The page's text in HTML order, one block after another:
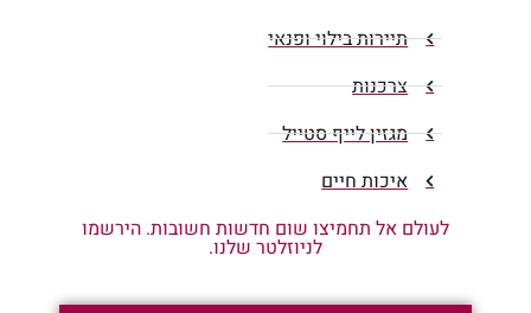
תיירות בילוי ופנאי
צרכנות
מגזין לייף סטייל
איכות חיים
לעולם אל תחמיצו שום חדשות חשובות. הירשמו
לניוזלטר שלנו.